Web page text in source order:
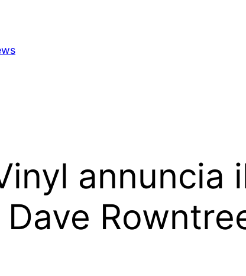
annuncia